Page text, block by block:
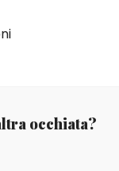
occhiata?